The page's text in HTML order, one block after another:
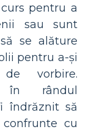
pentru a
sau sunt
se alăture
pentru a-și
vorbire.
în rândul
îndrăznit să
cu